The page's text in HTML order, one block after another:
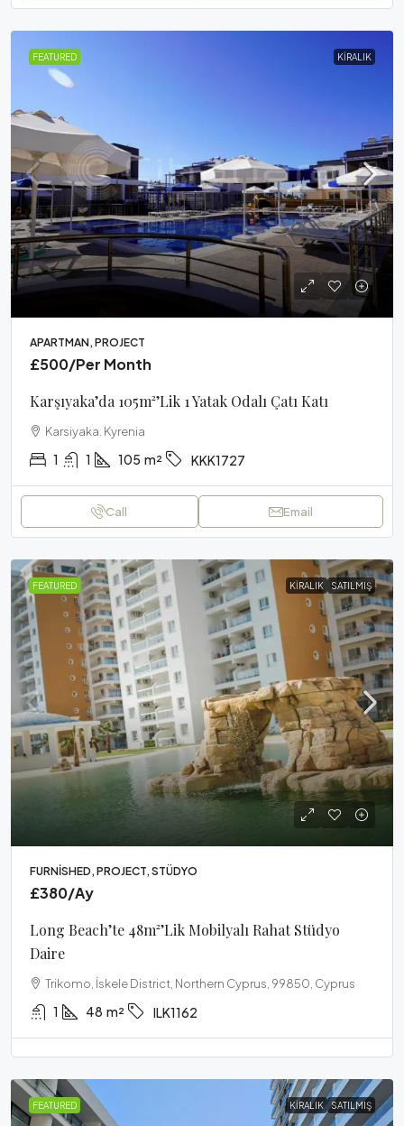
FEATURED KIRALIK
APARTMAN, PROJECT
£500/Per Month
Karşıyaka’da 105m²’lik 1 Yatak Odalı Çatı Katı
Karsiyaka. Kyrenia
1 1 105 m² KKK1727
Call Email
FEATURED KIRALIK SATILMIŞ
FURNISHED, PROJECT, STÜDYO
£380/Ay
Long Beach’te 48m²’lik Mobilyalı Rahat Stüdyo
Daire
Trikomo, İskele District, Northern Cyprus, 99850, Cyprus
1 48 m² ILK1162
FEATURED KIRALIK SATILMIŞ